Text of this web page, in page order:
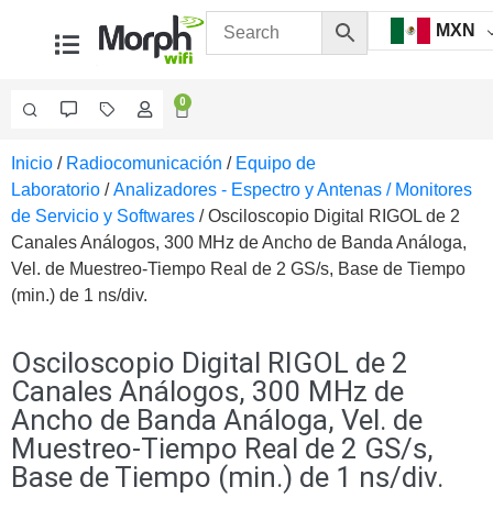
MXN
0
Videovigilancia
Accesorios
Generales
Accesorios
Ethernet y
Fibra Accesorios
Computadora
y
SmartphonesCajas
de
InterconexiónControladores
PTZGabinetes
Inicio / Radiocomunicación / Equipo de
Laboratorio /Analizadores - Espectro y Antenas / Monitores
de Servicio y Softwares / Osciloscopio Digital RIGOL de 2
Canales Análogos, 300 MHz de Ancho de Banda Análoga,
Vel. de Muestreo-Tiempo Real de 2 GS/s, Base de Tiempo
(min.) de 1 ns/div.
Osciloscopio Digital RIGOL de 2
Canales Análogos, 300 MHz de
Ancho de Banda Análoga, Vel. de
Muestreo-Tiempo Real de 2 GS/s,
Base de Tiempo (min.) de 1 ns/div.